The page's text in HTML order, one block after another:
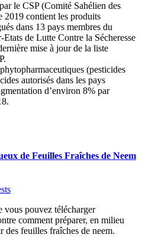
le CSP (Comité Sahélien des
contient les produits
dans 13 pays membres du
de Lutte Contre la Sécheresse
mise à jour de la liste
(pesticides
autorisés dans les pays
d’environ 8% par
de Feuilles Fraîches de Neem
vous pouvez télécharger
comment préparer, en milieu
des feuilles fraîches de neem.